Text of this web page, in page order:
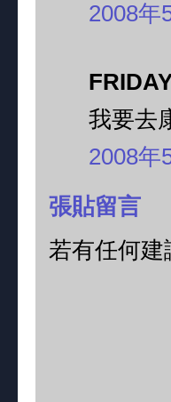
2008年
我要去
2008年
張貼留言
若有任何建